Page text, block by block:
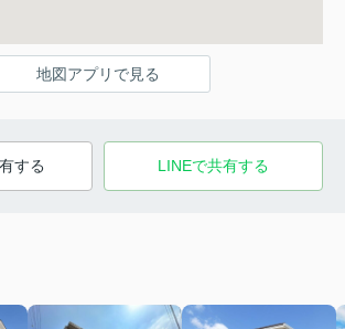
地図アプリで見る
する LINEで共有する